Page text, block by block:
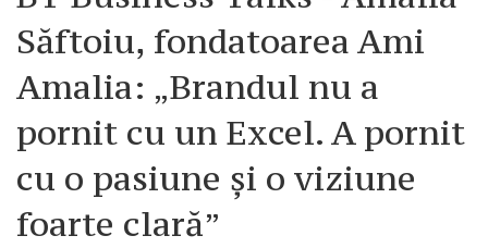
Săftoiu, fondatoarea Ami
Amalia: „Brandul nu a
pornit cu un Excel. A pornit
cu o pasiune și o viziune
foarte clară”